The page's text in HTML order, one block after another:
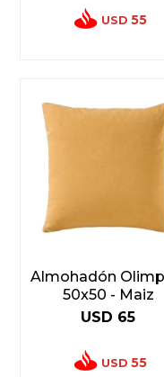
USD 55
Almohadón
50x50 - Maiz
USD 65
USD 55